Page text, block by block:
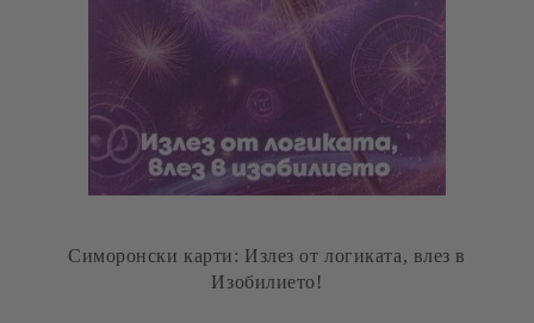
Симоронски карти: Излез от логиката, влез в
Изобилието!